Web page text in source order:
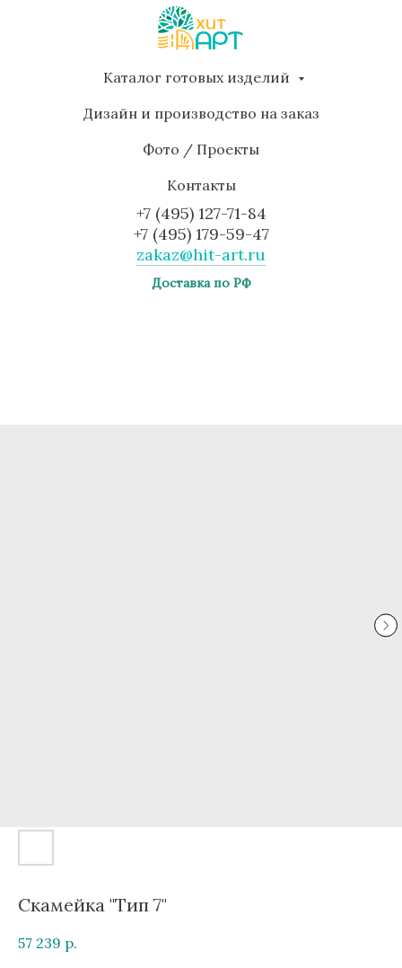
Каталог готовых изделий
Дизайн и производство на заказ
Фото / Проекты
Контакты
+7 (495) 127-71-84
+7 (495) 179-59-47
zakaz@hit-art.ru
Доставка по РФ
Скамейка "Тип 7"
57 239 р.